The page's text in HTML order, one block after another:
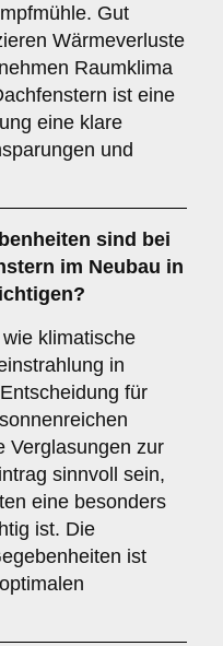
Gut
Wärmeverluste
Raumklima
ist eine
eine klare
und
sind bei
im Neubau in
klimatische
in
für
Verglasungen zur
sinnvoll sein,
eine besonders
ist. Die
ist